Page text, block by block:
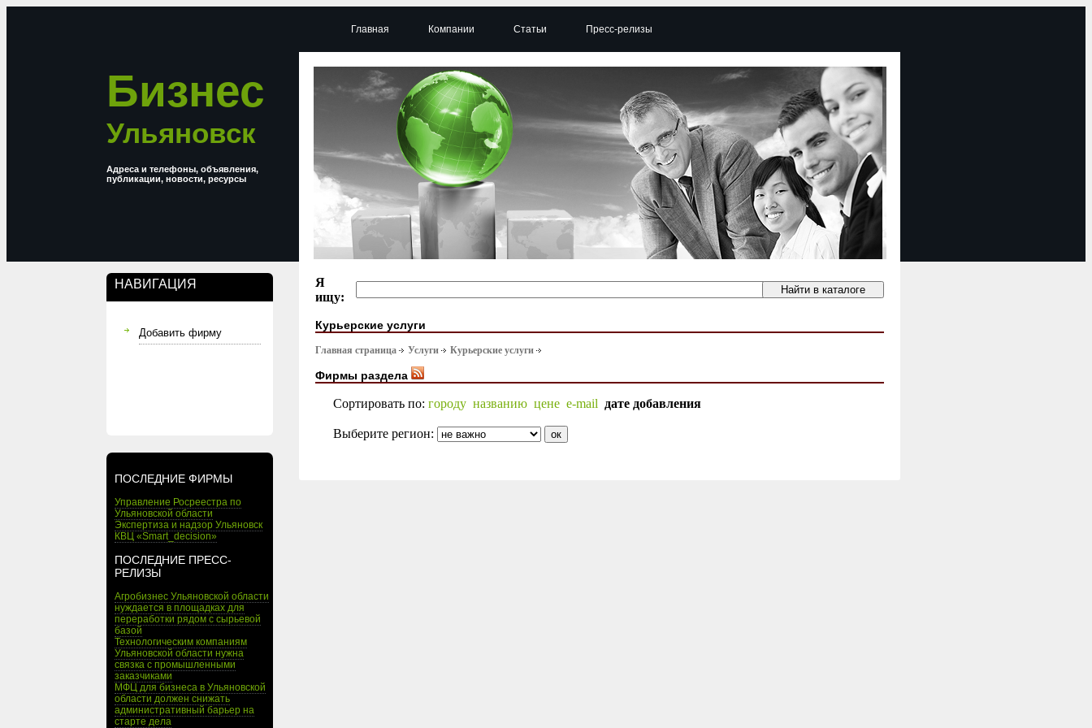
Бизнес
Ульяновск
Адреса и телефоны, объявления,
публикации, новости, ресурсы
НАВИГАЦИЯ
Добавить фирму
ПОСЛЕДНИЕ ФИРМЫ
Управление Росреестра по
Ульяновской области
Экспертиза и надзор Ульяновск
КВЦ «Smart_decision»
ПОСЛЕДНИЕ ПРЕСС-
РЕЛИЗЫ
Агробизнес Ульяновской области
нуждается в площадках для
переработки рядом с сырьевой
базой
Технологическим компаниям
Ульяновской области нужна
связка с промышленными
заказчиками
МФЦ для бизнеса в Ульяновской
области должен снижать
административный барьер на
старте дела
Главная Компании Статьи Пресс-релизы
Я
ищу:
Курьерские услуги
Главная страница Услуги Курьерские услуги
Фирмы раздела
Сортировать по: городу названию цене e-mail дате добавления
Выберите регион: